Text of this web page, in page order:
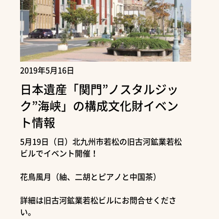
2019年5月16日
日本遺産「関門”ノスタルジッ
ク”海峡」の構成文化財イベン
ト情報
5月19日（日）北九州市若松の旧古河鉱業若松
ビルでイベント開催！
花鳥風月（紬、二胡とピアノと中国茶）
詳細は旧古河鉱業若松ビルにお問合せくださ
い。